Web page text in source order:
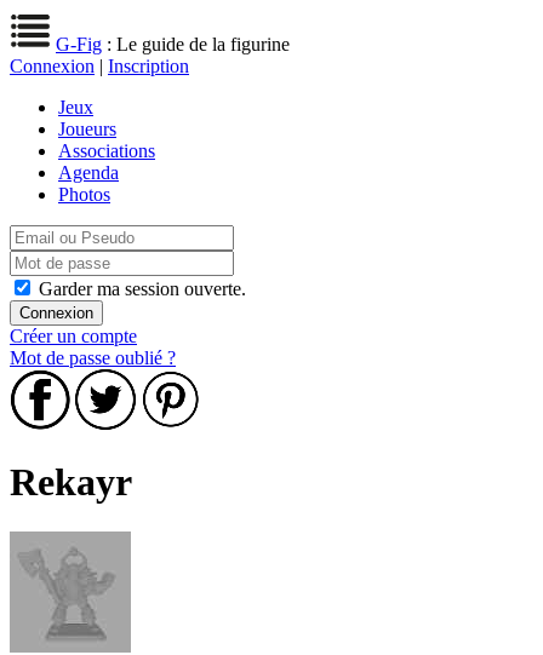
G-Fig : Le guide de la figurine
Connexion | Inscription
Jeux
Joueurs
Associations
Agenda
Photos
Garder ma session ouverte.
Créer un compte
Mot de passe oublié ?
Rekayr